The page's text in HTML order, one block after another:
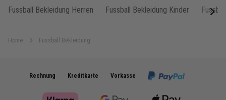
Home Fussball Bekleidung
Rechnung Kreditkarte Vorkasse
Fussball Bekleidung Herren Fussball Bekleidung Kinder